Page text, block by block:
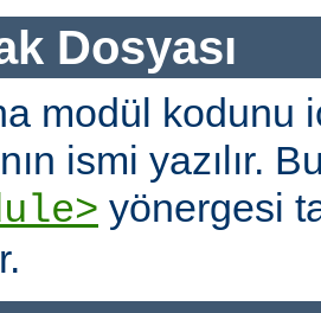
Dosyası
modül kodunu
ismi yazılır.
yönergesi